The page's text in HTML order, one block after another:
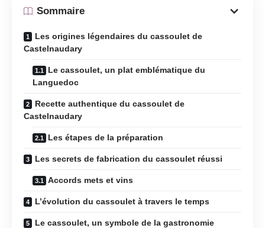
Sommaire
Les origines légendaires du cassoulet de
Castelnaudary
Le cassoulet, un plat emblématique du
Languedoc
Recette authentique du cassoulet de
Castelnaudary
Les étapes de la préparation
Les secrets de fabrication du cassoulet réussi
Accords mets et vins
L’évolution du cassoulet à travers le temps
Le cassoulet, un symbole de la gastronomie